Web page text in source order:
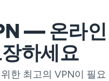
— 온라인
하세요
한 최고의 VPN이 필요